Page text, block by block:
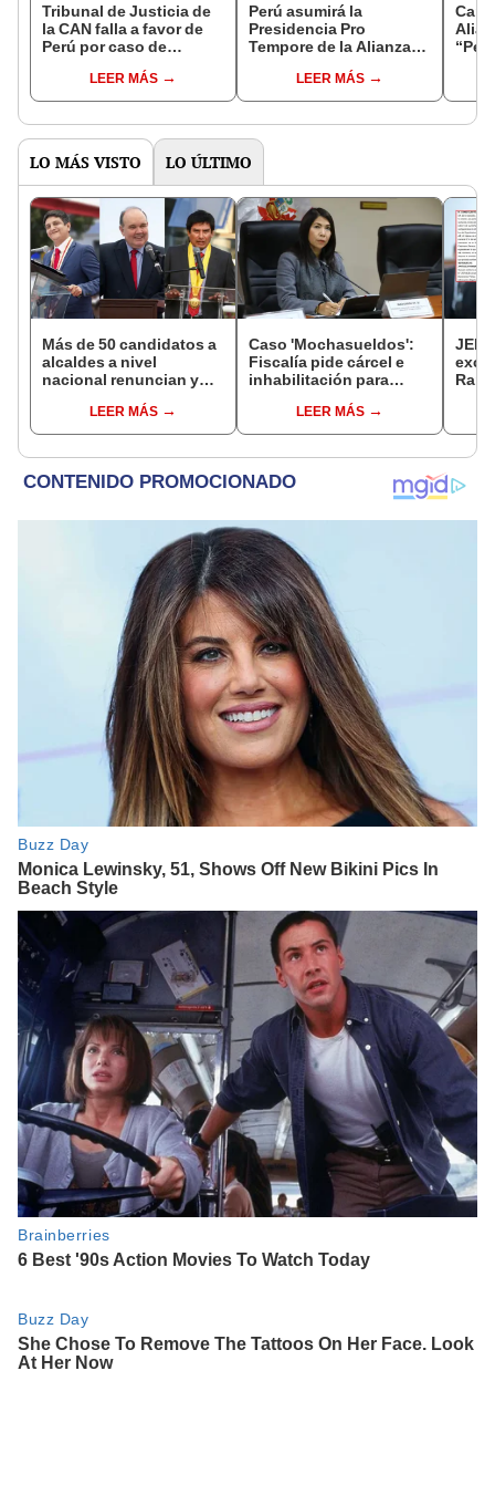
Tribunal de Justicia de
la CAN falla a favor de
Perú por caso de
LEER MÁS
Perú asumirá la
Presidencia Pro
Tempore de la Alianza
agostoLEER MÁS
LO MÁS VISTO LO ÚLTIMO
Más de 50 candidatos a
alcaldes a nivel
nacional renuncian y
encubiertaLEER MÁS
Caso 'Mochasueldos':
Fiscalía pide cárcel e
inhabilitación para
fujimorista María
Cordero Jon Tay
LEER MÁS
JEE